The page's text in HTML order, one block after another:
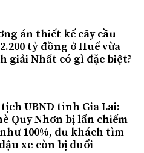
án thiết kế cây cầu
tỷ đồng ở Huế vừa
giải Nhất có gì đặc biệt?
UBND tỉnh Gia Lai:
Quy Nhơn bị lấn chiếm
100%, du khách tìm
xe còn bị đuổi